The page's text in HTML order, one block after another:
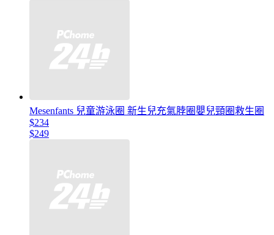
Mesenfants 兒童游泳圈 新生兒充氣脖圈嬰兒頸圈救生圈
$234
$249